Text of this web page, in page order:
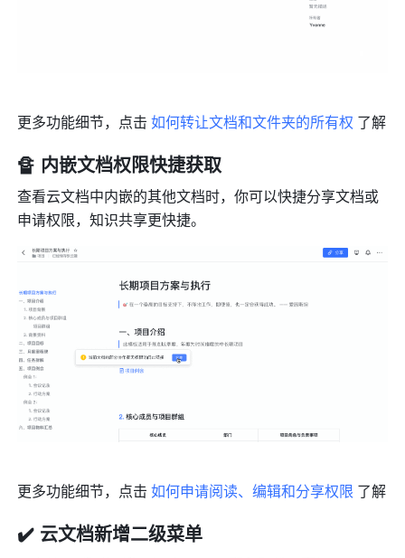
更多功能细节，点击 如何转让文档和文件夹的所有权 了解
🔏 内嵌文档权限快捷获取
查看云文档中内嵌的其他文档时，你可以快捷分享文档或
申请权限，知识共享更快捷。
更多功能细节，点击 如何申请阅读、编辑和分享权限 了解
✔️ 云文档新增二级菜单